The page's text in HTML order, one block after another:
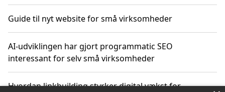
Guide til nyt website for små virksomheder
AI-udviklingen har gjort programmatic SEO
interessant for selv små virksomheder
Hvordan linkbuilding styrker digital vækst for